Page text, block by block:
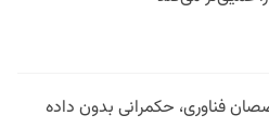
فناوری، حکمرانی بدون داده